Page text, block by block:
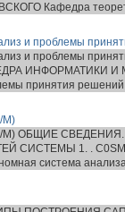
Кафедра
и проблемы
и проблемы
ИНФОРМАТИКИ И
принятия
M) ОБЩИЕ
СИСТЕМЫ 1. .
система